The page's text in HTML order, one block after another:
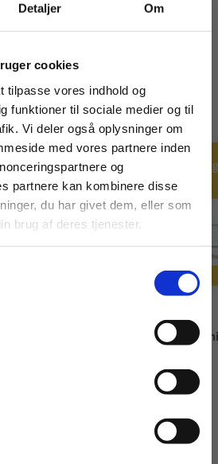
Detaljer Om
cookies
tilpasse vores indhold og
funktioner til sociale medier og til
Vi deler også oplysninger om
med vores partnere inden
og
partnere kan kombinere disse
du har givet dem, eller som
brug af deres tjenester.
købt
Jeg siger op, Gult
105,00 KR.
og find masterclasses mm.
som:
og
For institutioner og
virksomheder. Du
får vist priser ekskl.